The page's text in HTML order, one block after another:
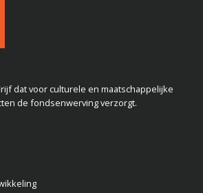
dat voor culturele en maatschappelijke
de fondsenwerving verzorgt.